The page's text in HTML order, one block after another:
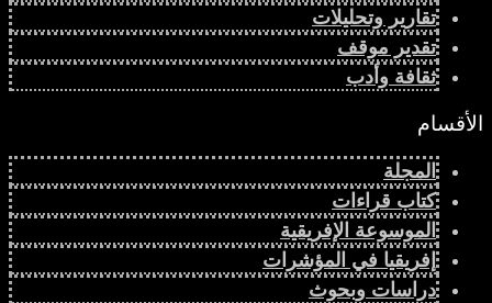
تقارير وتحليلات
تقدير موقف
ثقافة وأدب
الأقسام
المجلة
كتاب قراءات
الموسوعة الإفريقية
إفريقيا في المؤشرات
دراسات وبحوث